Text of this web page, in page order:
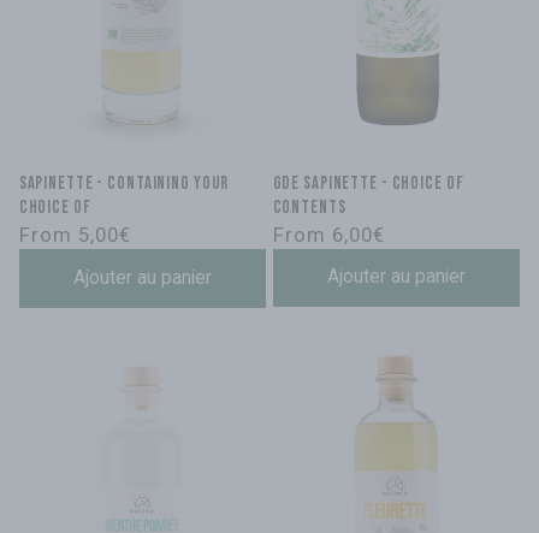
SAPINETTE - containing your
choice of
Regular
From 5,00€
Ajouter au panier
GDE Sapinette - choice of
contents
Regular
From 6,00€
Ajouter au panier